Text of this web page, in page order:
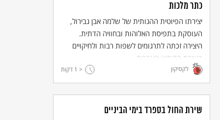
כתר מלכות
יצירתו הפיוטית ההגותית של שלמה אבן גבירול,
העוסקת בתפיסת האלוהות ובחוויה הדתית.
היצירה זכתה לתרגומים לשפות רבות ולחיקויים
בשירת הקודש העברית.
לקסיקון < 1 דקות
שירת החול בספרד בימי הביניים